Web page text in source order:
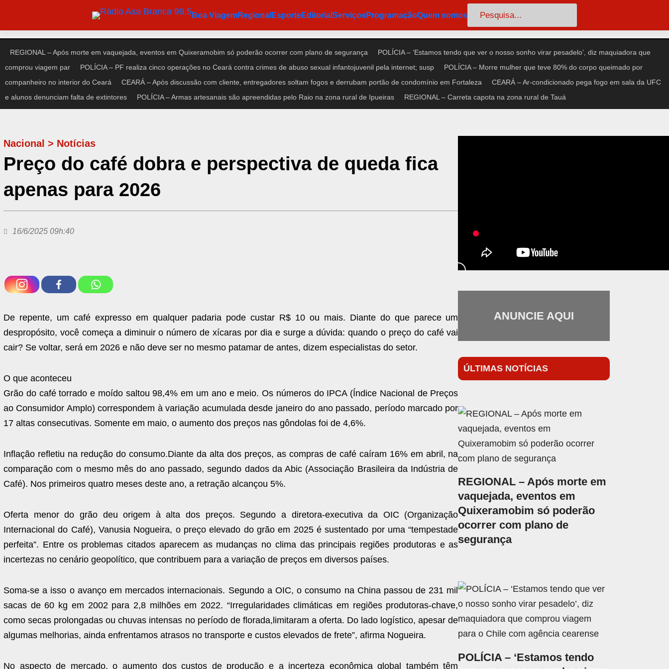
o
conteúdo
Boa ViagemRegional EsporteEditorial ServiçosProgramaçãoQuem somos Pesquisar
REGIONAL – Após morte em vaquejada, eventos em Quixeramobim só poderão ocorrer com plano de segurança
POLÍCIA – ‘Estamos tendo que ver o nosso sonho virar pesadelo’, diz maquiadora que
comprou viagem par
POLÍCIA – PF realiza cinco operações no Ceará contra crimes de abuso sexual infantojuvenil pela internet; susp
POLÍCIA – Morre mulher que teve 80% do corpo queimado por
companheiro no interior do Ceará
CEARÁ – Após discussão com cliente, entregadores soltam fogos e derrubam portão de condomínio em Fortaleza
CEARÁ – Ar-condicionado pega fogo em sala da UFC
e alunos denunciam falta de extintores
POLÍCIA – Armas artesanais são apreendidas pelo Raio na zona rural de Ipueiras REGIONAL – Carreta capota na zona rural de Tauá
Nacional > Notícias
Preço do café dobra e perspectiva de queda fica
apenas para 2026
16/6/2025 09h:40
De repente, um café expresso em qualquer padaria pode custar R$ 10 ou mais. Diante do que parece um
despropósito, você começa a diminuir o número de xícaras por dia e surge a dúvida: quando o preço do café vai
cair? Se voltar, será em 2026 e não deve ser no mesmo patamar de antes, dizem especialistas do setor.
O que aconteceu
Grão do café torrado e moído saltou 98,4% em um ano e meio. Os números do IPCA (Índice Nacional de Preços
ao Consumidor Amplo) correspondem à variação acumulada desde janeiro do ano passado, período marcado por
17 altas consecutivas. Somente em maio, o aumento dos preços nas gôndolas foi de 4,6%.
Inflação refletiu na redução do consumo.Diante da alta dos preços, as compras de café caíram 16% em abril, na
comparação com o mesmo mês do ano passado, segundo dados da Abic (Associação Brasileira da Indústria de
Café). Nos primeiros quatro meses deste ano, a retração alcançou 5%.
Oferta menor do grão deu origem à alta dos preços. Segundo a diretora-executiva da OIC (Organização
Internacional do Café), Vanusia Nogueira, o preço elevado do grão em 2025 é sustentado por uma “tempestade
perfeita”. Entre os problemas citados aparecem as mudanças no clima das principais regiões produtoras e as
incertezas no cenário geopolítico, que contribuem para a variação de preços em diversos países.
Soma-se a isso o avanço em mercados internacionais. Segundo a OIC, o consumo na China passou de 231 mil
sacas de 60 kg em 2002 para 2,8 milhões em 2022. “Irregularidades climáticas em regiões produtoras-chave,
como secas prolongadas ou chuvas intensas no período de florada,limitaram a oferta. Do lado logístico, apesar de
algumas melhorias, ainda enfrentamos atrasos no transporte e custos elevados de frete”, afirma Nogueira.
No aspecto de mercado, o aumento dos custos de produção e a incerteza econômica global também têm
ANUNCIE AQUI
ÚLTIMAS NOTÍCIAS
REGIONAL – Após morte em
vaquejada, eventos em
Quixeramobim só poderão
ocorrer com plano de
segurança
POLÍCIA – ‘Estamos tendo